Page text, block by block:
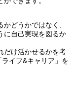
どうかではなく、
に自己実現を図るか
だけ活かせるかを考
イフ&キャリア」を